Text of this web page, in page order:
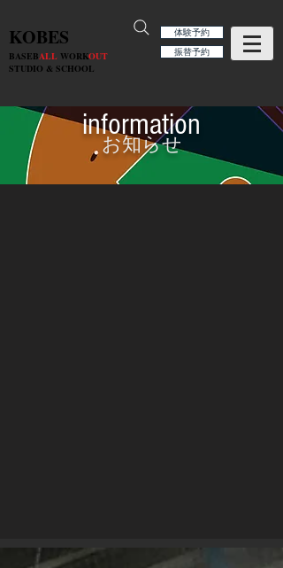
KOBES
BASEBALL WORKOUT
STUDIO & SCHOOL
体験予約
振替予約
information
お知らせ